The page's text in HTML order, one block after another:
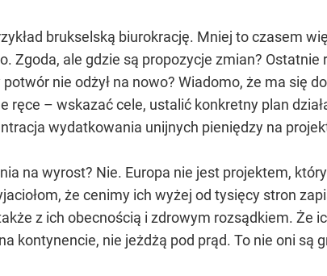
brukselską biurokrację. Mniej to czasem
Zgoda, ale gdzie są propozycje zmian?
nie odżył na nowo? Wiadomo, że ma się
ręce – wskazać cele, ustalić konkretny plan
wydatkowania unijnych pieniędzy na
na wyrost? Nie. Europa nie jest projektem,
że cenimy ich wyżej od tysięcy stron
z ich obecnością i zdrowym rozsądkiem. Że
kontynencie, nie jeżdżą pod prąd. To nie oni są